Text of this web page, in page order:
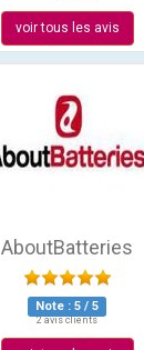
voir tous les avis
AboutBatteries
Note : 5 / 5
2 avis clients